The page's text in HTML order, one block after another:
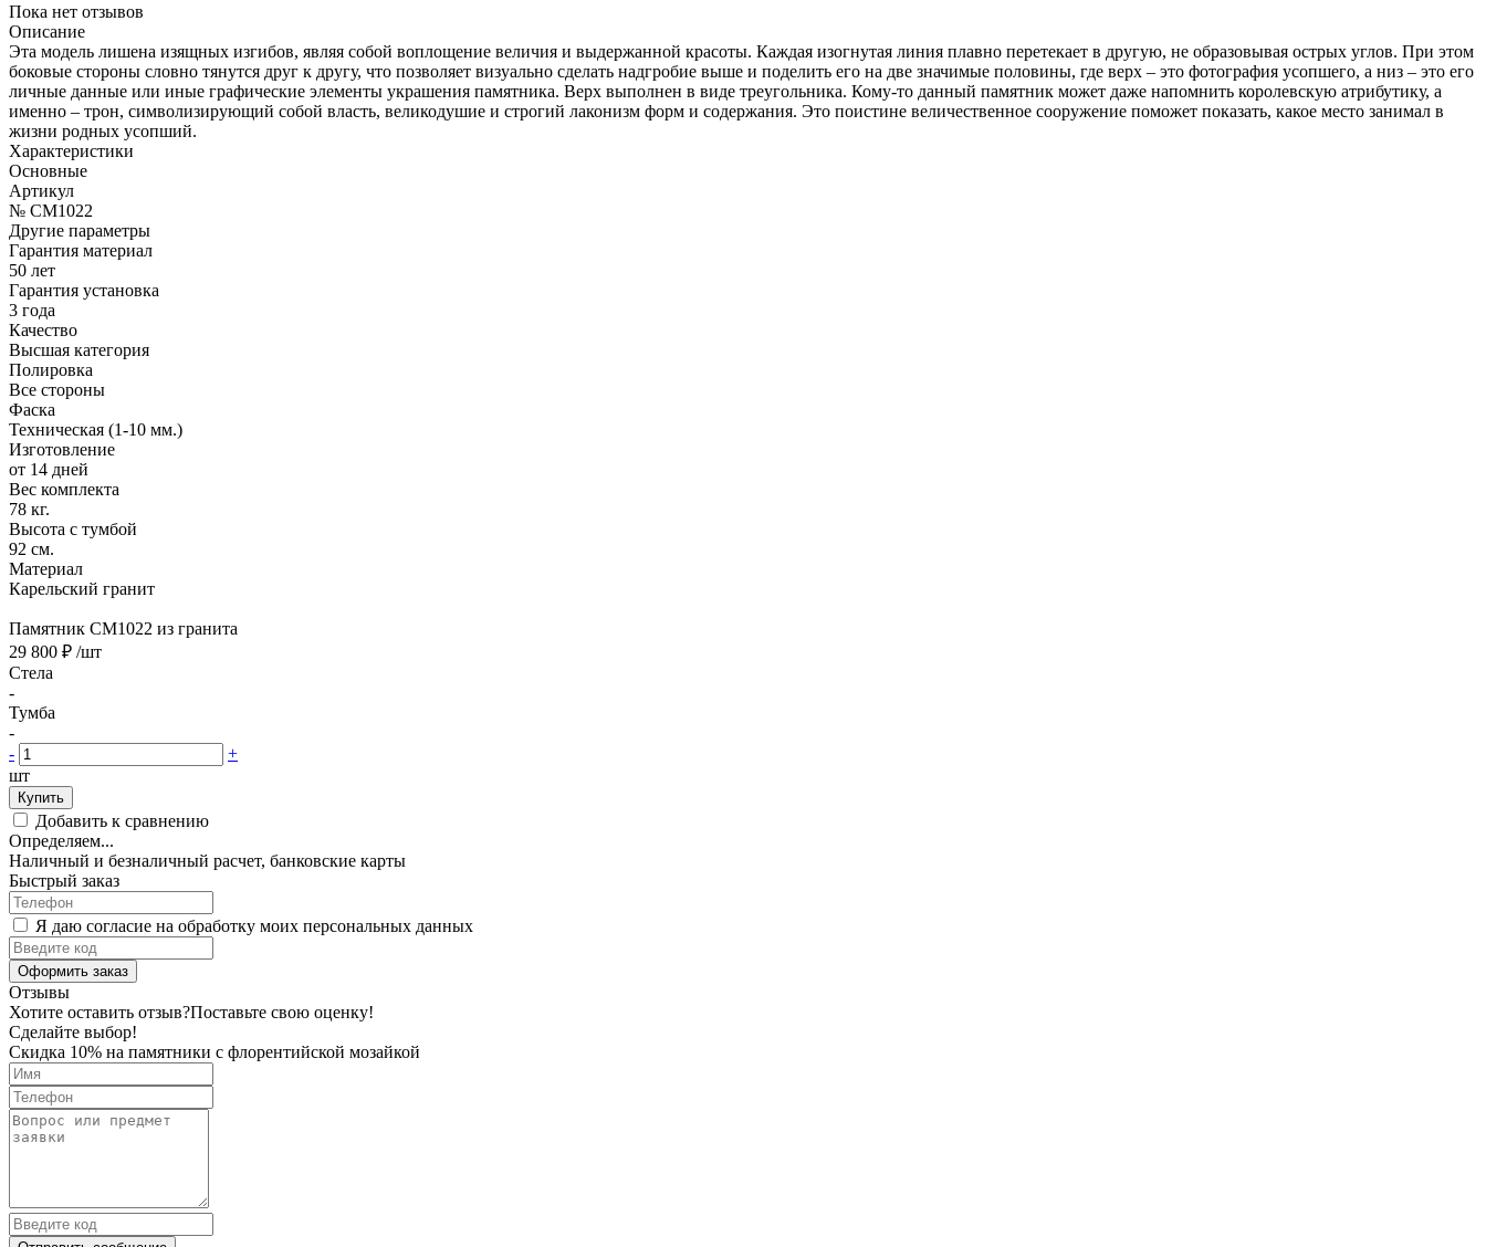
Пока нет отзывов
Описание
Эта модель лишена изящных изгибов, являя собой воплощение величия и выдержанной красоты. Каждая изогнутая линия плавно перетекает в другую, не образовывая острых углов. При этом
боковые стороны словно тянутся друг к другу, что позволяет визуально сделать надгробие выше и поделить его на две значимые половины, где верх – это фотография усопшего, а низ – это его
личные данные или иные графические элементы украшения памятника. Верх выполнен в виде треугольника. Кому-то данный памятник может даже напомнить королевскую атрибутику, а
именно – трон, символизирующий собой власть, великодушие и строгий лаконизм форм и содержания. Это поистине величественное сооружение поможет показать, какое место занимал в
жизни родных усопший.
Характеристики
Основные
Артикул
№ CM1022
Другие параметры
Гарантия материал
50 лет
Гарантия установка
3 года
Качество
Высшая категория
Полировка
Все стороны
Фаска
Техническая (1-10 мм.)
Изготовление
от 14 дней
Вес комплекта
78 кг.
Высота с тумбой
92 см.
Материал
Карельский гранит
Памятник CM1022 из гранита
29 800 ₽ /шт
Стела
-
Тумба
-
-
+
шт
Купить
Добавить к сравнению
Определяем...
Наличный и безналичный расчет, банковские карты
Быстрый заказ
Я даю согласие на обработку моих персональных данных
Оформить заказ
Отзывы
Хотите оставить отзыв?Поставьте свою оценку!
Сделайте выбор!
Скидка 10% на памятники с флорентийской мозайкой